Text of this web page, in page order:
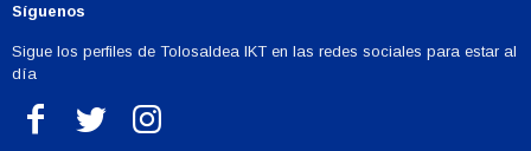
Síguenos
Sigue los perfiles de Tolosaldea IKT en las redes sociales para estar al
día